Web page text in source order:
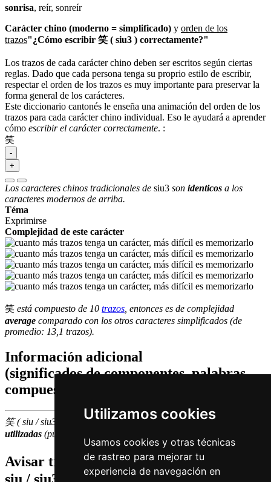
Utilizamos cookies
Usamos cookies y otras técnicas
de rastreo para mejorar tu
experiencia de navegación en
sonrisa, reír, sonreír
Carácter chino (moderno = simplificado) y orden de los
trazos"¿Cómo escribir 笑 ( siu3 ) correctamente?"
Los trazos de cada carácter chino deben ser escritos según ciertas
reglas. Dado que cada persona tenga su proprio estilo de escribir,
respectar el orden de los trazos es muy importante para preservar la
forma general de los carácteres.
Este diccionario cantonés le enseña una animación del orden de los
trazos para cada carácter chino individual. Eso le ayudará a aprender
cómo escribir el carácter correctamente. :
笑
-
+
Los caracteres chinos tradicionales de siu3 son identicos a los
caracteres modernos de arriba.
Téma
Exprimirse
Complejidad de este carácter
笑 está compuesto de 10 trazos , entonces es de complejidad
average comparado con los otros caracteres simplificados (de
promedio: 13,1 trazos).
Información adicional
(significados de componentes, palabras
compuestas etc.)
笑 ( siu / siu3 ) hace parte de las 500caracteres chinas
utilizadas (puesto número
Avisar traduccion falsa o faltante de